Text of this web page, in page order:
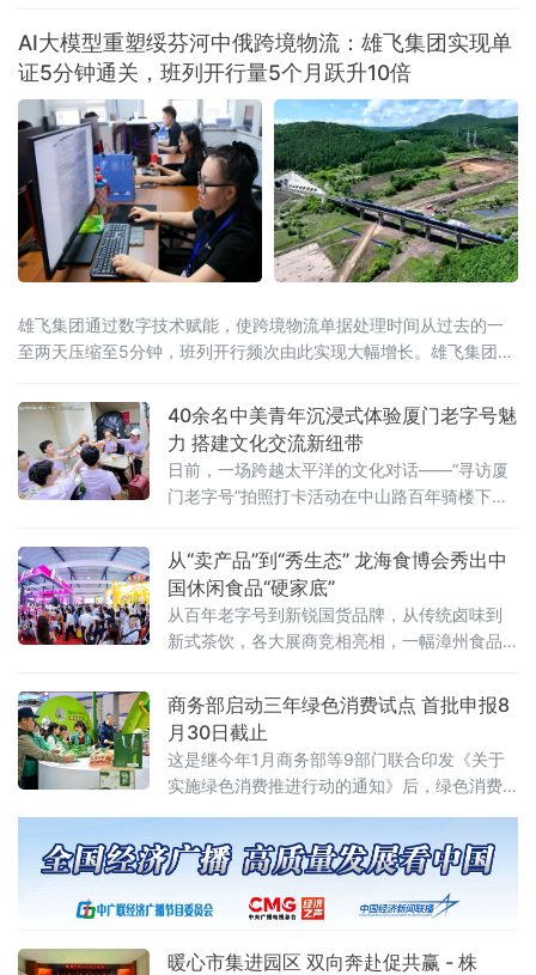
AI大模型重塑绥芬河中俄跨境物流：雄飞集团实现单
证5分钟通关，班列开行量5个月跃升10倍
雄飞集团通过数字技术赋能，使跨境物流单据处理时间从过去的一
至两天压缩至5分钟，班列开行频次由此实现大幅增长。雄飞集团是
40余名中美青年沉浸式体验厦门老字号魅
力 搭建文化交流新纽带
日前，一场跨越太平洋的文化对话——“寻访厦
门老字号”拍照打卡活动在中山路百年骑楼下展
国“青年大使”鹭岛行系列活动之一，本次活动在
厦门市外办和厦门市商务局指导下，由外图
（厦门）文化传播有限公司和厦门老字号协会
共同承办。
从“卖产品”到“秀生态” 龙海食博会秀出中
国休闲食品“硬家底”
从百年老字号到新锐国货品牌，从传统卤味到
新式茶饮，各大展商竞相亮相，一幅漳州食品
经济新闻联播深入展会一线，记录这场食品盛
宴的精彩瞬间
商务部启动三年绿色消费试点 首批申报8
月30日截止
这是继今年1月商务部等9部门联合印发《关于
实施绿色消费推进行动的通知》后，绿色消费
顶层设计迈入地方实践阶段。试点聚焦七大任
务 探索“四类创新”通知明确，试点工作坚持问
题导向、目标导向、效果导向，聚焦绿色消费
重点领域和关
暖心市集进园区 双向奔赴促共赢 - 株